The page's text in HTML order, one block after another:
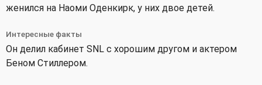
женился на Наоми Оденкирк, у них двое детей.
Интересные факты
Он делил кабинет SNL с хорошим другом и актером
Беном Стиллером.